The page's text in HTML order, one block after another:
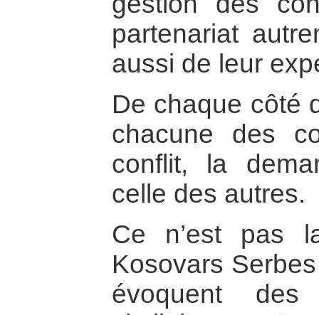
partenariat
aussi de leur
De chaque côté
chacune des
conflit, la
celle des autres.
Ce n’est pas
Kosovars
évoquent